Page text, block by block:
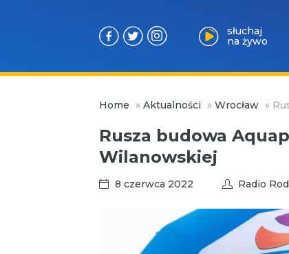
słuchaj
na żywo
Home » Aktualności » Wrocław »
Rusza budowa
Wilanowskiej
8 czerwca 2022 Radio